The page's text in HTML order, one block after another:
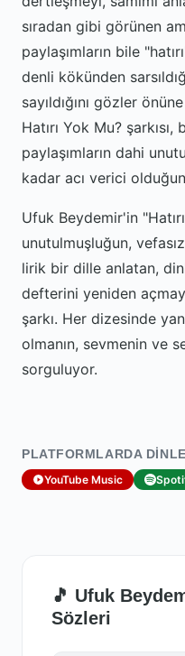
sıradan gibi görünen
paylaşımların bile
denli kökünden
sayıldığını gözler
Hatırı Yok Mu?
paylaşımların dahi
kadar acı verici
Ufuk Beydemir'in
unutulmuşluğun,
lirik bir dille anlatan,
defterini yeniden
şarkı. Her dizesinde
olmanın, sevmenin ve
sorguluyor.
PLATFORMLARDA DINLE
YouTube Music
🎵 Ufuk
Sözleri